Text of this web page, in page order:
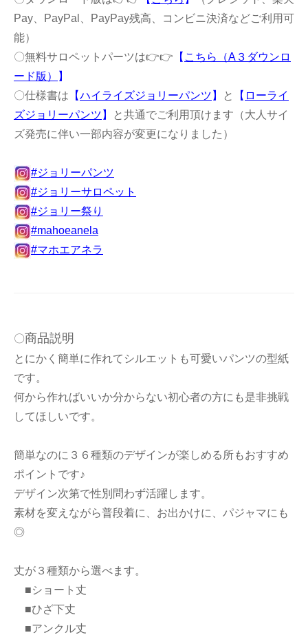
Pay、PayPal、PayPay残高、コンビニ決済などご利用可
能）
〇無料サロペットパーツは👉👉 【 こちら（A３ダウンロ
ード版）
】
〇仕様書は 【ハイライズジョリーパンツ 】 と 【 ローライ
ズジョリーパンツ 】
と共通でご利用頂けます（大人サイ
ズ発売に伴い一部内容が変更になりました）
#ジョリーパンツ
#ジョリーサロペット
#ジョリー祭り
#mahoeanela
#マホエアネラ
〇商品説明
とにかく簡単に作れてシルエットも可愛いパンツの型紙
です。
何から作ればいいか分からない初心者の方にも是非挑戦
してほしいです。
簡単なのに３６種類のデザインが楽しめる所もおすすめ
ポイントです♪
デザイン次第で性別問わず活躍します。
素材を変えながら普段着に、お出かけに、パジャマにも
◎
丈が３種類から選べます。
■ショート丈
■ひざ下丈
■アンクル丈